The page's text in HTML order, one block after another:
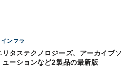
ンフラ
リタステクノロジーズ、アーカイブソ
ューションなど2製品の最新版